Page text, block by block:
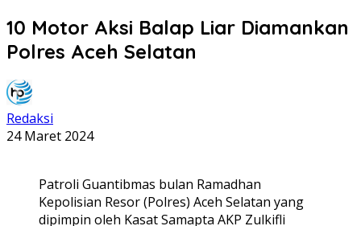
10 Motor Aksi Balap Liar Diamankan
Polres Aceh Selatan
Redaksi
24 Maret 2024
Patroli Guantibmas bulan Ramadhan
Kepolisian Resor (Polres) Aceh Selatan yang
dipimpin oleh Kasat Samapta AKP Zulkifli